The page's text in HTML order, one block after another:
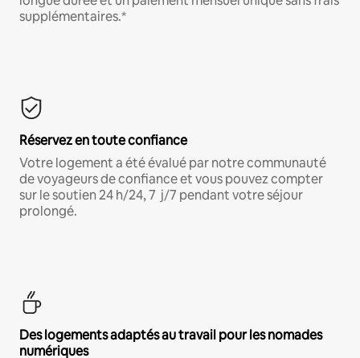
supplémentaires.*
Réservez en toute confiance
Votre logement a été évalué par notre communauté
de voyageurs de confiance et vous pouvez compter
sur le soutien 24 h/24, 7 j/7 pendant votre séjour
prolongé.
Des logements adaptés au travail pour les nomades
numériques